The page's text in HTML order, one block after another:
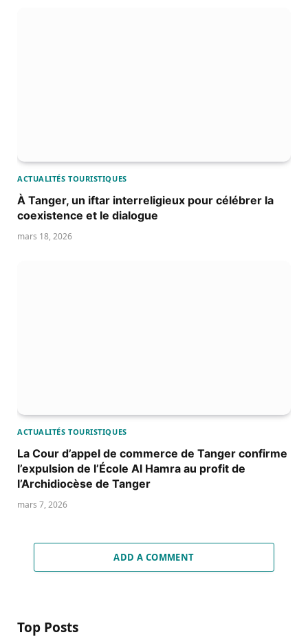
ACTUALITÉS TOURISTIQUES
À Tanger, un iftar interreligieux pour célébrer la
coexistence et le dialogue
mars 18, 2026
ACTUALITÉS TOURISTIQUES
La Cour d’appel de commerce de Tanger confirme
l’expulsion de l’École Al Hamra au profit de
l’Archidiocèse de Tanger
mars 7, 2026
ADD A COMMENT
Top Posts